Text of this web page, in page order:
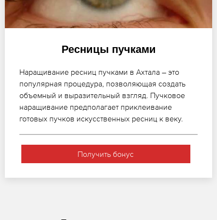
Ресницы пучками
Наращивание ресниц пучками в Ахтала – это
популярная процедура, позволяющая создать
объемный и выразительный взгляд. Пучковое
наращивание предполагает приклеивание
готовых пучков искусственных ресниц к веку.
Получить бонус